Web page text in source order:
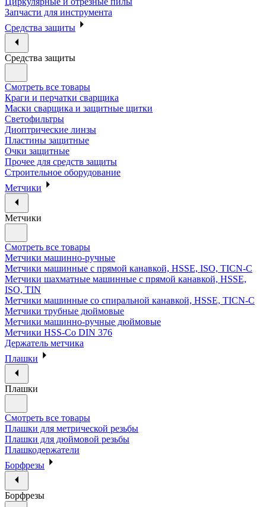
Запчасти для инструмента
Средства защиты
Средства защиты
Смотреть все товары
Краги и перчатки сварщика
Маски сварщика и защитные щитки
Светофильтры
Диоптрические линзы
Пластины защитные
Очки защитные
Прочее для средств защиты
Строительное оборудование
Метчики
Метчики
Смотреть все товары
Метчики машинно-ручные
Метчики машинные с прямой канавкой, HSSE, ISO, TICN-C
Метчики шахматные машинные с прямой канавкой, HSSE,
ISO, TIN
Метчики машинные со спиральной канавкой, HSSE, TICN-C
Метчики трубные дюймовые
Метчики машинно-ручные дюймовые
Метчики HSS-Co DIN 376
Держатель метчика
Плашки
Плашки
Смотреть все товары
Плашки для метрической резьбы
Плашки для дюймовой резьбы
Плашкодержатели
Борфрезы
Борфрезы